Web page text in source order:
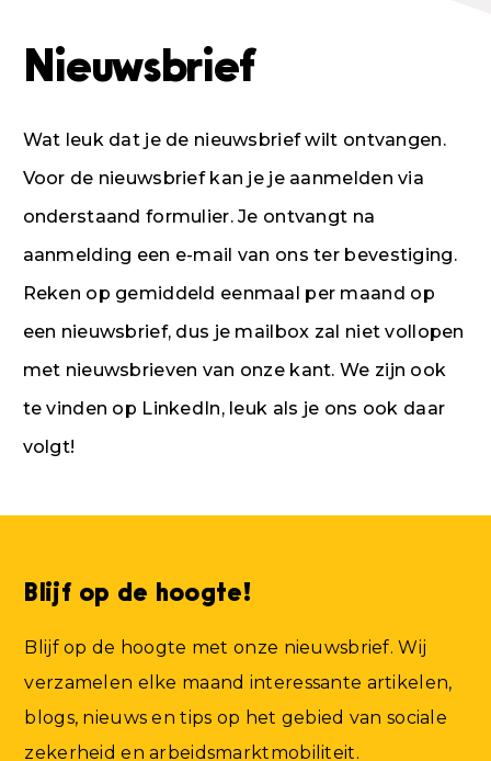
Nieuwsbrief
Wat leuk dat je de nieuwsbrief wilt ontvangen.
Voor de nieuwsbrief kan je je aanmelden via
onderstaand formulier. Je ontvangt na
aanmelding een e-mail van ons ter bevestiging.
Reken op gemiddeld eenmaal per maand op
een nieuwsbrief, dus je mailbox zal niet vollopen
met nieuwsbrieven van onze kant. We zijn ook
te vinden op LinkedIn, leuk als je ons ook daar
volgt!
Blijf op de hoogte!
Blijf op de hoogte met onze nieuwsbrief. Wij
verzamelen elke maand interessante artikelen,
blogs, nieuws en tips op het gebied van sociale
zekerheid en arbeidsmarktmobiliteit.